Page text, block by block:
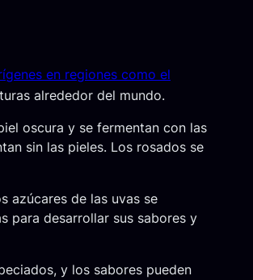
en regiones como el
alrededor del mundo.
oscura y se fermentan con las
sin las pieles. Los rosados se
azúcares de las uvas se
para desarrollar sus sabores y
y los sabores pueden